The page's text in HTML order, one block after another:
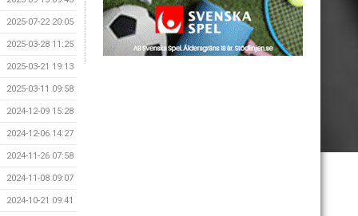
2025-07-22 20:05
2025-03-28 11:25
2025-03-21 19:13
2025-03-11 09:58
2024-12-09 15:28
2024-12-06 14:27
2024-11-26 07:58
2024-11-08 09:07
2024-10-21 09:41